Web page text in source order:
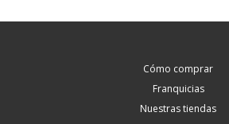
Cómo comprar
Franquicias
Nuestras tiendas